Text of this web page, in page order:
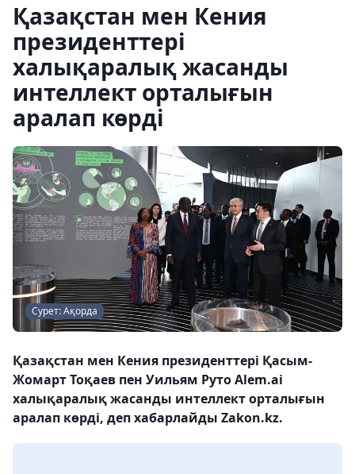
Қазақстан мен Кения
президенттері
халықаралық жасанды
интеллект орталығын
аралап көрді
Сурет: Ақорда
Қазақстан мен Кения президенттері Қасым-
Жомарт Тоқаев пен Уильям Руто Alem.ai
халықаралық жасанды интеллект орталығын
аралап көрді, деп хабарлайды Zakon.kz.